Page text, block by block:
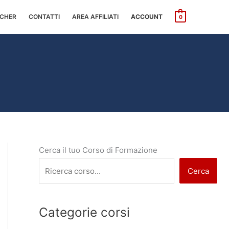
CONTATTI AREA AFFILIATI ACCOUNT 0
Cerca il tuo Corso di Formazione
Cerca
Categorie corsi